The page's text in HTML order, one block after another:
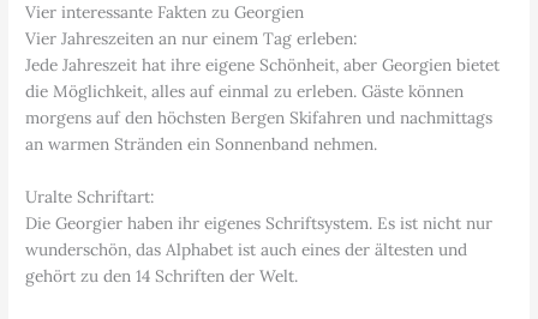
Vier interessante Fakten zu Georgien
Vier Jahreszeiten an nur einem Tag erleben:
Jede Jahreszeit hat ihre eigene Schönheit, aber Georgien bietet
die Möglichkeit, alles auf einmal zu erleben. Gäste können
morgens auf den höchsten Bergen Skifahren und nachmittags
an warmen Stränden ein Sonnenband nehmen.
Uralte Schriftart:
Die Georgier haben ihr eigenes Schriftsystem. Es ist nicht nur
wunderschön, das Alphabet ist auch eines der ältesten und
gehört zu den 14 Schriften der Welt.